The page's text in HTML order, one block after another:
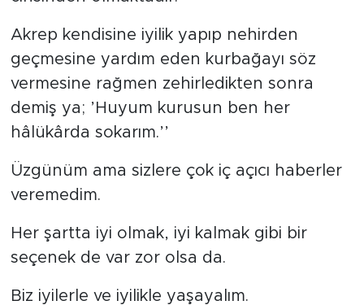
Akrep kendisine iyilik yapıp nehirden
geçmesine yardım eden kurbağayı söz
vermesine rağmen zehirledikten sonra
demiş ya; ’Huyum kurusun ben her
hâlükârda sokarım.’’
Üzgünüm ama sizlere çok iç açıcı haberler
veremedim.
Her şartta iyi olmak, iyi kalmak gibi bir
seçenek de var zor olsa da.
Biz iyilerle ve iyilikle yaşayalım.